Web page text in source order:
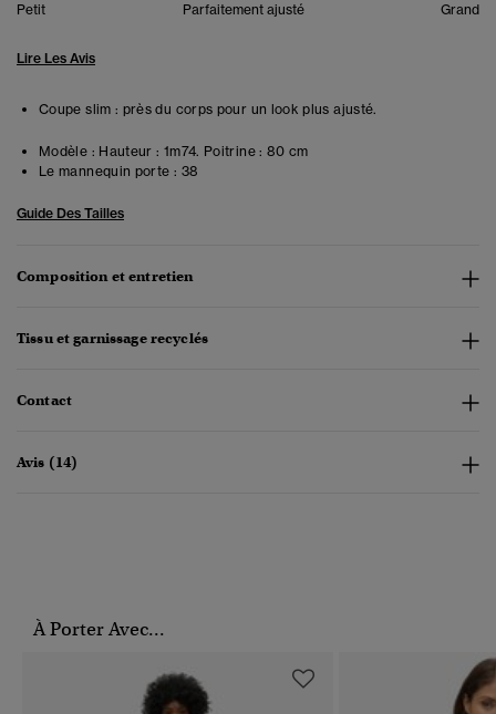
Petit Parfaitement ajusté Grand
Lire Les Avis
Coupe slim : près du corps pour un look plus ajusté.
Modèle : Hauteur : 1m74. Poitrine : 80 cm
Le mannequin porte : 38
Guide Des Tailles
Composition et entretien
Tissu et garnissage recyclés
Contact
Avis (14)
À Porter Avec...